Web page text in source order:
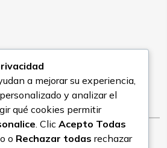
a mejorar su experiencia,
y analizar el
qué cookies permitir
. Clic Acepto Todas
o Rechazar todas rechazar